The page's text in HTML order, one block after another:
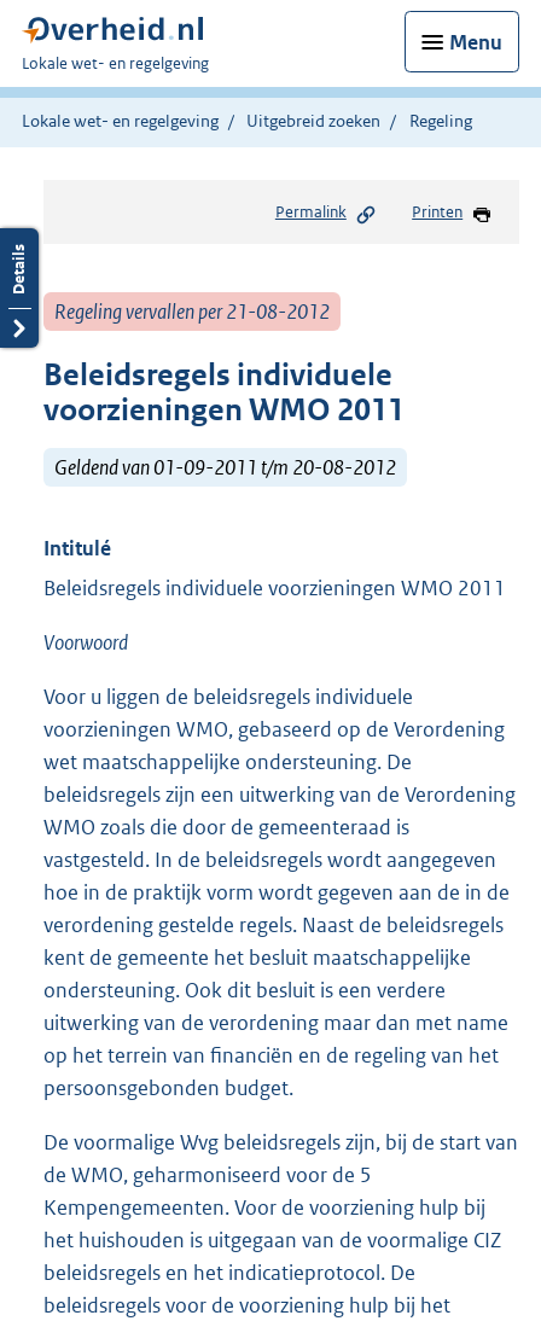
Menu
U
bent
hier:
Lokale wet- en regelgeving
Lokale wet- en regelgeving Uitgebreid zoeken Regeling
Permalink Printen
Regeling vervallen per 21-08-2012
Beleidsregels individuele
voorzieningen WMO 2011
Geldend van 01-09-2011 t/m 20-08-2012
Intitulé
Beleidsregels individuele voorzieningen WMO 2011
Voorwoord
Voor u liggen de beleidsregels individuele
voorzieningen WMO, gebaseerd op de Verordening
wet maatschappelijke ondersteuning. De
beleidsregels zijn een uitwerking van de Verordening
WMO zoals die door de gemeenteraad is
vastgesteld. In de beleidsregels wordt aangegeven
hoe in de praktijk vorm wordt gegeven aan de in de
verordening gestelde regels. Naast de beleidsregels
kent de gemeente het besluit maatschappelijke
ondersteuning. Ook dit besluit is een verdere
uitwerking van de verordening maar dan met name
op het terrein van financiën en de regeling van het
persoonsgebonden budget.
De voormalige Wvg beleidsregels zijn, bij de start van
de WMO, geharmoniseerd voor de 5
Kempengemeenten. Voor de voorziening hulp bij
het huishouden is uitgegaan van de voormalige CIZ
beleidsregels en het indicatieprotocol. De
beleidsregels voor de voorziening hulp bij het